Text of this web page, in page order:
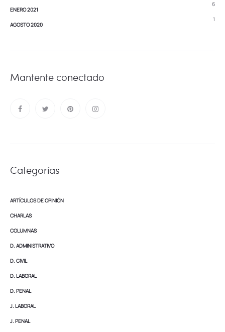
ENERO 2021
6
AGOSTO 2020
1
Mantente conectado
Categorías
ARTÍCULOS DE OPINIÓN
CHARLAS
COLUMNAS
D. ADMINISTRATIVO
D. CIVIL
D. LABORAL
D. PENAL
J. LABORAL
J. PENAL